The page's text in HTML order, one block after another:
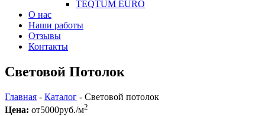
TEQTUM EURO
О нас
Наши работы
Отзывы
Контакты
Световой Потолок
Главная - Каталог - Световой потолок
Цена: от5000руб./м2